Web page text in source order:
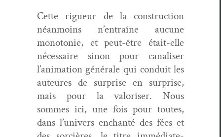
Cette rigueur de la con­struc­tion
néan­moins n’entraîne aucune
monot­o­nie, et peut-être était-elle
néces­saire sinon pour canalis­er
l’animation générale qui con­duit les
auteures de sur­prise en sur­prise,
mais pour la val­oris­er. Nous
sommes ici, une fois pour toutes,
dans l’univers enchan­té des fées et